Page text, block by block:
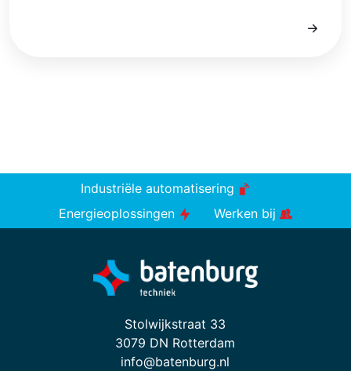
Industriële automatisering
Energieoplossingen
Werken bij
Stolwijkstraat 33
3079 DN Rotterdam
info@batenburg.nl